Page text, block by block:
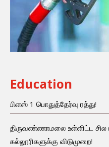
Education
பிளஸ் 1 பொதுத்தேர்வு ரத்து!
திருவண்ணாமலை உள்ளிட்ட சில
கல்லூரிகளுக்கு விடுமுறை!